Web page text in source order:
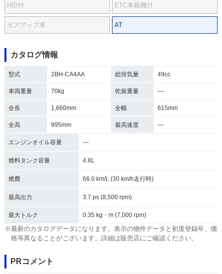
HID付 ETC車載機付
ボアアップ車 AT
カタログ情報
型式 2BH-CA4AA 総排気量 49cc
車両重量 70kg 乾燥重量 ―
全長 1,660mm 全幅 615mm
全高 995mm 最高速度 ―
エンジンオイル容量 ―
燃料タンク容量 4.8L
燃費 66.0 km/L (30 km/h走行時)
最高出力 3.7 ps (8,500 rpm)
最大トルク 0.35 kg・m (7,000 rpm)
※最新のカタログデータになります。表示の物件データと初度登録年、価
格等異なることがございます。詳細は販売店にご確認ください。
PRコメント